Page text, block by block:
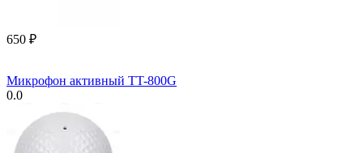
‍650‍ ₽
Микрофон активный TT-800G
0.0